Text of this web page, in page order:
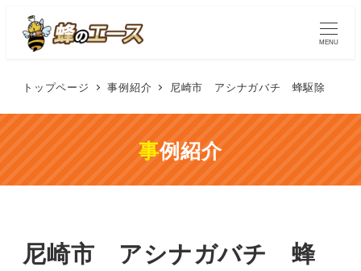
MENU
トップページ 事例紹介 尼崎市 アシナガバチ 蜂駆除
事例紹介
尼崎市 アシナガバチ 蜂